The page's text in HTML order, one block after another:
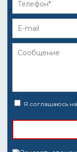
Я соглашаюсь на